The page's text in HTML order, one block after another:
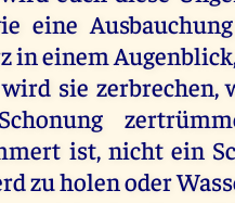
eine Ausbauchung
ineinem Augenblick
wird sie zerbrechen,
ist, nicht ein
zu holenoder